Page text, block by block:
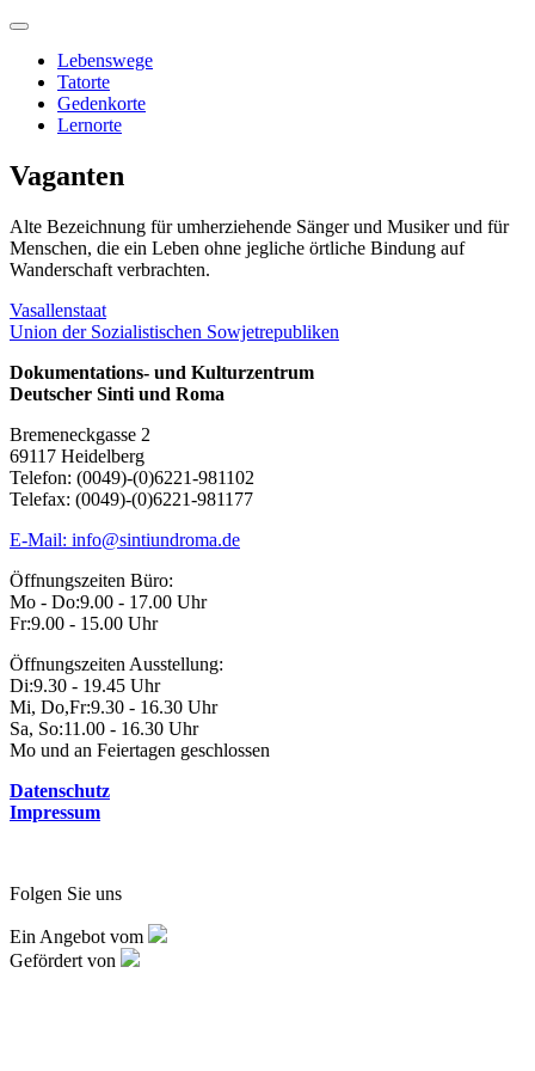
Skip
contentLebenswege
Tatorte
Gedenkorte
Lernorte
Vaganten
Alte Bezeichnung für umherziehende Sänger und Musiker und für
Menschen, die ein Leben ohne jegliche örtliche Bindung auf
Wanderschaft verbrachten.
Beitragsnavigation
Vasallenstaat
Union der Sozialistischen Sowjetrepubliken
Dokumentations- und Kulturzentrum
Deutscher Sinti und Roma
Bremeneckgasse 2
69117 Heidelberg
Telefon: (0049)-(0)6221-981102
Telefax: (0049)-(0)6221-981177
E-Mail: info@sintiundroma.de
Öffnungszeiten Büro:
Mo - Do:9.00 - 17.00 Uhr
Fr:9.00 - 15.00 Uhr
Öffnungszeiten Ausstellung:
Di:9.30 - 19.45 Uhr
Mi, Do,Fr:9.30 - 16.30 Uhr
Sa, So:11.00 - 16.30 Uhr
Mo und an Feiertagen geschlossen
Datenschutz
Impressum
Folgen Sie uns
Ein Angebot vom
Gefördert von